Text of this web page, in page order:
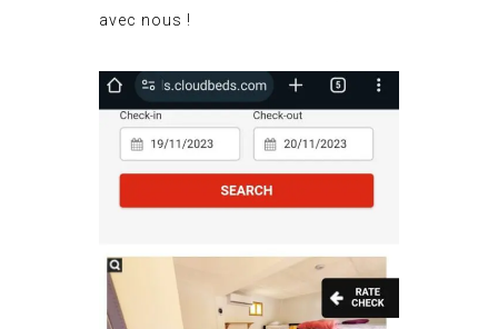
avec nous !